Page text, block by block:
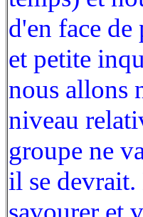
d'en face de
et petite
nous allons
niveau
groupe ne
il se